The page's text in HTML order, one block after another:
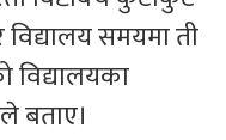
समयमा ती
विद्यालयका
बताए।